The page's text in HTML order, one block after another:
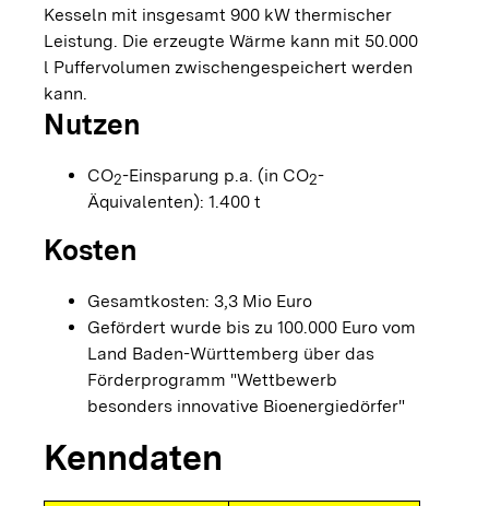
Kesseln mit insgesamt 900 kW thermischer
Leistung. Die erzeugte Wärme kann mit 50.000
l Puffervolumen zwischengespeichert werden
kann.
Nutzen
CO2-Einsparung p.a. (in CO2-
Äquivalenten): 1.400 t
Kosten
Gesamtkosten: 3,3 Mio Euro
Gefördert wurde bis zu 100.000 Euro vom
Land Baden-Württemberg über das
Förderprogramm "Wettbewerb
besonders innovative Bioenergiedörfer"
Kenndaten